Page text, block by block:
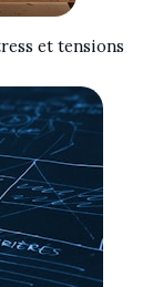
et tensions